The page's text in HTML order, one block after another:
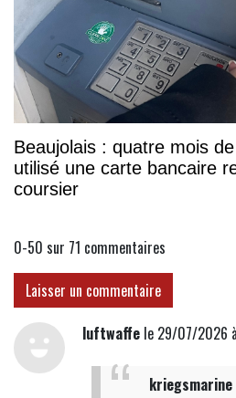
Beaujolais : quatre mois
utilisé une carte bancaire
coursier
0-50 sur 71 commentaires
Laisser un commentaire
luftwaffele 29/07/2026
kriegsmarine